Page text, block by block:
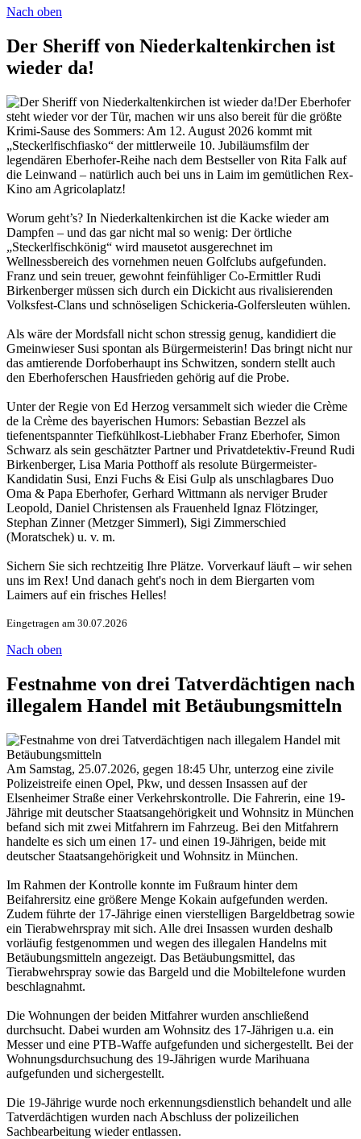
Nach oben
Der Sheriff von Niederkaltenkirchen ist
wieder da!
Der Eberhofer
steht wieder vor der Tür, machen wir uns also bereit für die größte
Krimi-Sause des Sommers: Am 12. August 2026 kommt mit
„Steckerlfischfiasko“ der mittlerweile 10. Jubiläumsfilm der
legendären Eberhofer-Reihe nach dem Bestseller von Rita Falk auf
die Leinwand – natürlich auch bei uns in Laim im gemütlichen Rex-
Kino am Agricolaplatz!
Worum geht’s? In Niederkaltenkirchen ist die Kacke wieder am
Dampfen – und das gar nicht mal so wenig: Der örtliche
„Steckerlfischkönig“ wird mausetot ausgerechnet im
Wellnessbereich des vornehmen neuen Golfclubs aufgefunden.
Franz und sein treuer, gewohnt feinfühliger Co-Ermittler Rudi
Birkenberger müssen sich durch ein Dickicht aus rivalisierenden
Volksfest-Clans und schnöseligen Schickeria-Golfersleuten wühlen.
Als wäre der Mordsfall nicht schon stressig genug, kandidiert die
Gmeinwieser Susi spontan als Bürgermeisterin! Das bringt nicht nur
das amtierende Dorfoberhaupt ins Schwitzen, sondern stellt auch
den Eberhoferschen Hausfrieden gehörig auf die Probe.
Unter der Regie von Ed Herzog versammelt sich wieder die Crème
de la Crème des bayerischen Humors: Sebastian Bezzel als
tiefenentspannter Tiefkühlkost-Liebhaber Franz Eberhofer, Simon
Schwarz als sein geschätzter Partner und Privatdetektiv-Freund Rudi
Birkenberger, Lisa Maria Potthoff als resolute Bürgermeister-
Kandidatin Susi, Enzi Fuchs & Eisi Gulp als unschlagbares Duo
Oma & Papa Eberhofer, Gerhard Wittmann als nerviger Bruder
Leopold, Daniel Christensen als Frauenheld Ignaz Flötzinger,
Stephan Zinner (Metzger Simmerl), Sigi Zimmerschied
(Moratschek) u. v. m.
Sichern Sie sich rechtzeitig Ihre Plätze. Vorverkauf läuft – wir sehen
uns im Rex! Und danach geht's noch in dem Biergarten vom
Laimers auf ein frisches Helles!
Eingetragen am 30.07.2026
Nach oben
Festnahme von drei Tatverdächtigen nach
illegalem Handel mit Betäubungsmitteln
Am Samstag, 25.07.2026, gegen 18:45 Uhr, unterzog eine zivile
Polizeistreife einen Opel, Pkw, und dessen Insassen auf der
Elsenheimer Straße einer Verkehrskontrolle. Die Fahrerin, eine 19-
Jährige mit deutscher Staatsangehörigkeit und Wohnsitz in München
befand sich mit zwei Mitfahrern im Fahrzeug. Bei den Mitfahrern
handelte es sich um einen 17- und einen 19-Jährigen, beide mit
deutscher Staatsangehörigkeit und Wohnsitz in München.
Im Rahmen der Kontrolle konnte im Fußraum hinter dem
Beifahrersitz eine größere Menge Kokain aufgefunden werden.
Zudem führte der 17-Jährige einen vierstelligen Bargeldbetrag sowie
ein Tierabwehrspray mit sich. Alle drei Insassen wurden deshalb
vorläufig festgenommen und wegen des illegalen Handelns mit
Betäubungsmitteln angezeigt. Das Betäubungsmittel, das
Tierabwehrspray sowie das Bargeld und die Mobiltelefone wurden
beschlagnahmt.
Die Wohnungen der beiden Mitfahrer wurden anschließend
durchsucht. Dabei wurden am Wohnsitz des 17-Jährigen u.a. ein
Messer und eine PTB-Waffe aufgefunden und sichergestellt. Bei der
Wohnungsdurchsuchung des 19-Jährigen wurde Marihuana
aufgefunden und sichergestellt.
Die 19-Jährige wurde noch erkennungsdienstlich behandelt und alle
Tatverdächtigen wurden nach Abschluss der polizeilichen
Sachbearbeitung wieder entlassen.